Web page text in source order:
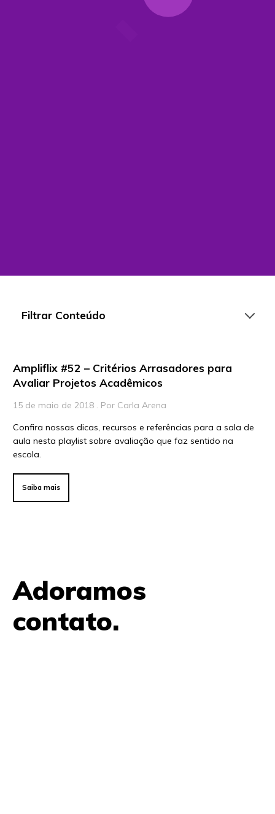
Filtrar Conteúdo
Artigos
Para Educadores
Para Líderes
Ampliflix #52 – Critérios Arrasadores para
Avaliar Projetos Acadêmicos
15 de maio de 2018 . Por Carla Arena
Confira nossas dicas, recursos e referências para a sala de
aula nesta playlist sobre avaliação que faz sentido na
escola.
Saiba mais
Adoramos
contato.